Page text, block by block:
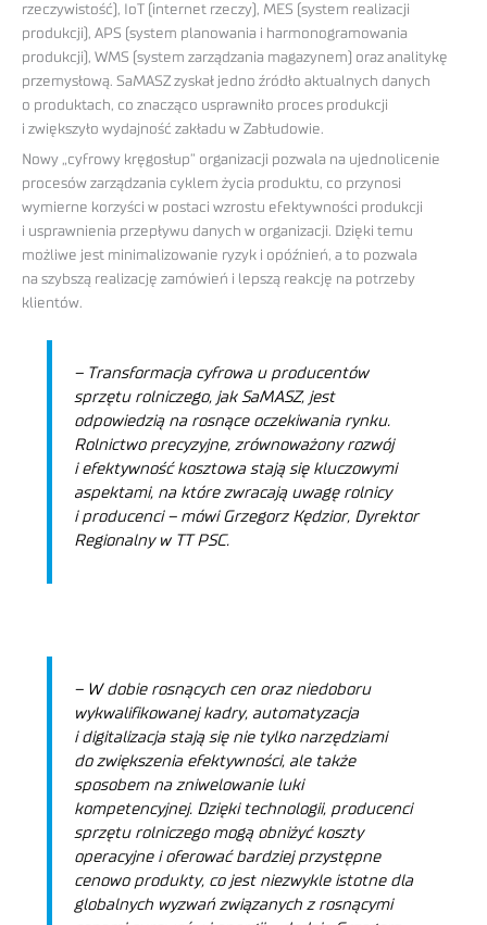
rzeczywistość), IoT (internet rzeczy), MES (system realizacji
produkcji), APS (system planowania i harmonogramowania
produkcji), WMS (system zarządzania magazynem) oraz analitykę
przemysłową. SaMASZ zyskał jedno źródło aktualnych danych
o produktach, co znacząco usprawniło proces produkcji
i zwiększyło wydajność zakładu w Zabłudowie.
Nowy „cyfrowy kręgosłup” organizacji pozwala na ujednolicenie
procesów zarządzania cyklem życia produktu, co przynosi
wymierne korzyści w postaci wzrostu efektywności produkcji
i usprawnienia przepływu danych w organizacji. Dzięki temu
możliwe jest minimalizowanie ryzyk i opóźnień, a to pozwala
na szybszą realizację zamówień i lepszą reakcję na potrzeby
klientów.
– Transformacja cyfrowa u producentów
sprzętu rolniczego, jak SaMASZ, jest
odpowiedzią na rosnące oczekiwania rynku.
Rolnictwo precyzyjne, zrównoważony rozwój
i efektywność kosztowa stają się kluczowymi
aspektami, na które zwracają uwagę rolnicy
i producenci– mówi Grzegorz Kędzior, Dyrektor
Regionalny w TT PSC.
– W dobie rosnących cen oraz niedoboru
wykwalifikowanej kadry, automatyzacja
i digitalizacja stają się nie tylko narzędziami
do zwiększenia efektywności, ale także
sposobem na zniwelowanie luki
kompetencyjnej. Dzięki technologii, producenci
sprzętu rolniczego mogą obniżyć koszty
operacyjne i oferować bardziej przystępne
cenowo produkty, co jest niezwykle istotne dla
globalnych wyzwań związanych z rosnącymi